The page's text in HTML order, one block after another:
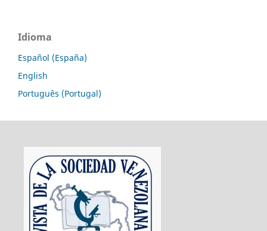
Idioma
Español (España)
English
Português (Portugal)